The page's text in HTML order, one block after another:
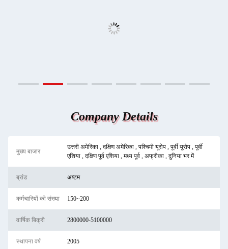
Company Details
मुख्य बाजार
उत्तरी अमेरिका , दक्षिण अमेरिका , पश्चिमी यूरोप , पूर्वी यूरोप , पूर्वी
एशिया , दक्षिण पूर्व एशिया , मध्य पूर्व , अफ्रीका , दुनिया भर में
ब्रांड अष्टम
कर्मचारियों की संख्या 150~200
वार्षिक बिक्री 2800000-5100000
स्थापना वर्ष 2005